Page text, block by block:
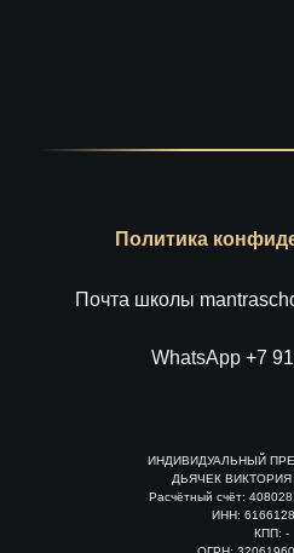
ИНДИВИДУАЛЬНЫЙ
ДЬЯЧЕК
Расчётный счёт:
ИНН:
КПП: -
Политика
Почта школы
WhatsApp +7